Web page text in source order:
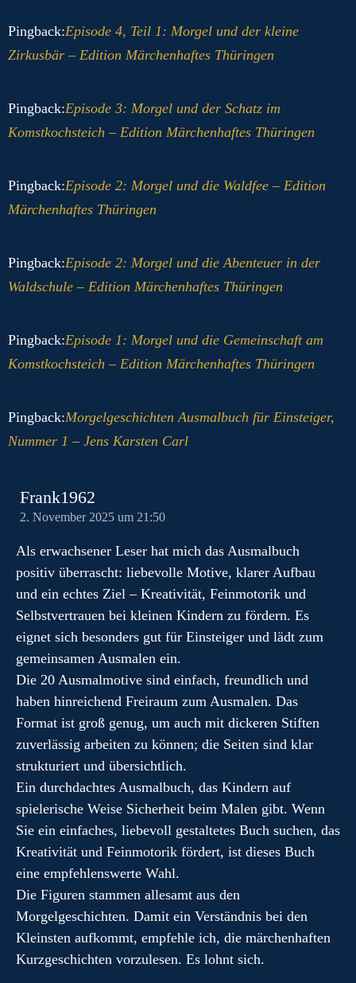
Pingback:Episode 4, Teil 1: Morgel und der kleine
Zirkusbär – Edition Märchenhaftes Thüringen
Pingback:Episode 3: Morgel und der Schatz im
Komstkochsteich – Edition Märchenhaftes Thüringen
Pingback:Episode 2: Morgel und die Waldfee – Edition
Märchenhaftes Thüringen
Pingback:Episode 2: Morgel und die Abenteuer in der
Waldschule – Edition Märchenhaftes Thüringen
Pingback:Episode 1: Morgel und die Gemeinschaft am
Komstkochsteich – Edition Märchenhaftes Thüringen
Pingback:Morgelgeschichten Ausmalbuch für Einsteiger,
Nummer 1 – Jens Karsten Carl
Frank1962
2. November 2025 um 21:50
Als erwachsener Leser hat mich das Ausmalbuch
positiv überrascht: liebevolle Motive, klarer Aufbau
und ein echtes Ziel – Kreativität, Feinmotorik und
Selbstvertrauen bei kleinen Kindern zu fördern. Es
eignet sich besonders gut für Einsteiger und lädt zum
gemeinsamen Ausmalen ein.
Die 20 Ausmalmotive sind einfach, freundlich und
haben hinreichend Freiraum zum Ausmalen. Das
Format ist groß genug, um auch mit dickeren Stiften
zuverlässig arbeiten zu können; die Seiten sind klar
strukturiert und übersichtlich.
Ein durchdachtes Ausmalbuch, das Kindern auf
spielerische Weise Sicherheit beim Malen gibt. Wenn
Sie ein einfaches, liebevoll gestaltetes Buch suchen, das
Kreativität und Feinmotorik fördert, ist dieses Buch
eine empfehlenswerte Wahl.
Die Figuren stammen allesamt aus den
Morgelgeschichten. Damit ein Verständnis bei den
Kleinsten aufkommt, empfehle ich, die märchenhaften
Kurzgeschichten vorzulesen. Es lohnt sich.